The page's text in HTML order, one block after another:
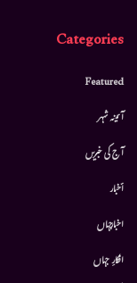
Categories
Featured
آئینہ شہر
آج کی خبریں
أخبار
اخبارجہاں
افکارِ جہاں